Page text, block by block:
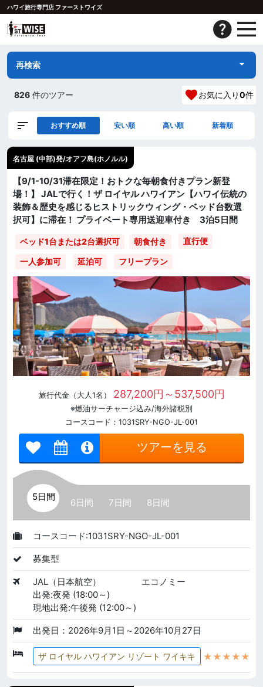
ハワイ旅行専門店 ファーストワイズ
再検索
826 件のツアー お気に入り0件
おすすめ順 安い順 高い順 新着順
名古屋 (中部)発/オアフ島(ホノルル)
【9/1-10/31滞在限定！おトクな毎朝食付きプラン新登
場！】 JALで行く！ザ ロイヤル ハワイアン【ハワイ伝統の
装飾＆歴史を感じるヒストリックウィング・ベッド台数選
択可】に滞在！ プライベート専用送迎車付き 3泊5日間
ベッド1台または2台選択可 朝食付き 直行便
一人参加可 延泊可 フリープラン
旅行代金（大人1名） 287,200円～537,500円
※燃油サーチャージ込み/海外諸税別
コースコード：1031SRY-NGO-JL-001
ツアーを見る
5日間
6日間 7日間 8日間
コースコード:1031SRY-NGO-JL-001
募集型
JAL（日本航空）
エコノミー
出発:夜発 (18:00～)
現地出発:午後発 (12:00～)
出発日：2026年9月1日～2026年10月27日
ザ ロイヤル ハワイアン リゾート ワイキキ ★★★★★